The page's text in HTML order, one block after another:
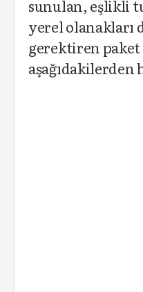
sunulan, eşlikli
yerel
gerektiren
aşağıdakilerden